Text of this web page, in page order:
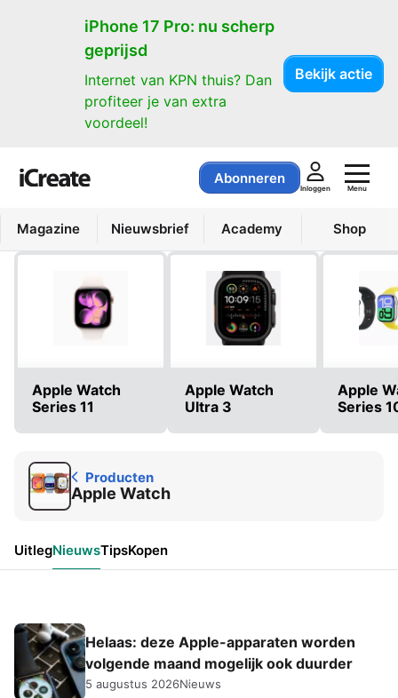
iPhone 17 Pro: nu scherp
geprijsd
Internet van KPN thuis? Dan
profiteer je van extra
voordeel!
Bekijk actie
Abonneren
Inloggen Menu
Magazine Nieuwsbrief Academy Shop
Apple Watch
Series 11
Apple Watch
Ultra 3
Apple
Series
Producten
Apple Watch
Producten
UitlegNieuwsTipsKopen
Helaas: deze Apple-apparaten worden
volgende maand mogelijk ook duurder
5 augustus 2026Nieuws